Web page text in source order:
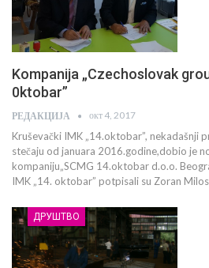
Kompanija „Czechoslovak
0ktobar”
РЕДАКЦИЈА окт 4, 2017
Kruševački IMK „14.oktobar”, nekadašnji
stečaju od januara 2016.godine,dobio je
kompaniju„SCMG 14.oktobar d.o.o.
IMK „14. oktobar” potpisali su Zoran
ДРУШТВО